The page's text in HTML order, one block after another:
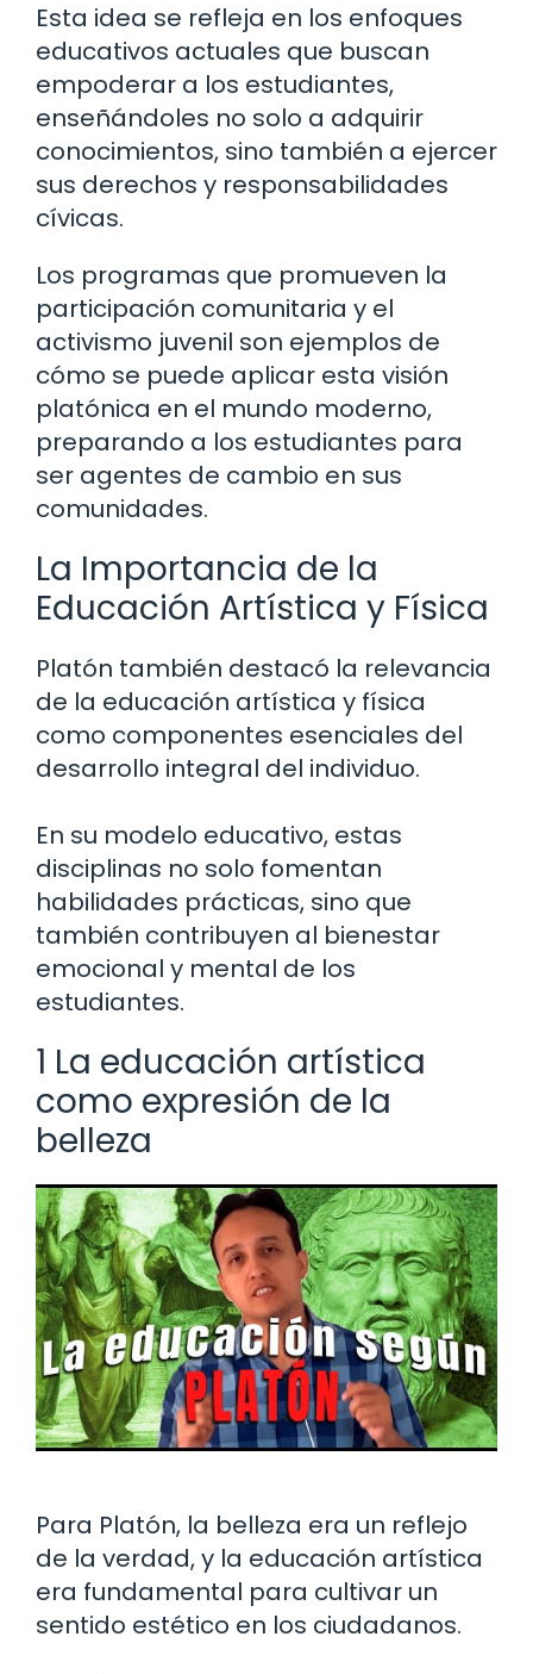
Esta idea se refleja en los enfoques
educativos actuales que buscan
empoderar a los estudiantes,
enseñándoles no solo a adquirir
conocimientos, sino también a ejercer
sus derechos y responsabilidades
cívicas.
Los programas que promueven la
participación comunitaria y el
activismo juvenil son ejemplos de
cómo se puede aplicar esta visión
platónica en el mundo moderno,
preparando a los estudiantes para
ser agentes de cambio en sus
comunidades.
La Importancia de la
Educación Artística y Física
Platón también destacó la relevancia
de la educación artística y física
como componentes esenciales del
desarrollo integral del individuo.
En su modelo educativo, estas
disciplinas no solo fomentan
habilidades prácticas, sino que
también contribuyen al bienestar
emocional y mental de los
estudiantes.
1 La educación artística
como expresión de la
belleza
Para Platón, la belleza era un reflejo
de la verdad, y la educación artística
era fundamental para cultivar un
sentido estético en los ciudadanos.